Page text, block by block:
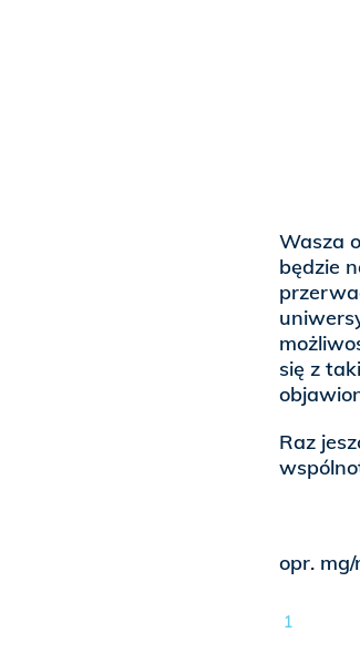
Wasza
będzie
się z
Raz
opr. mg/
1